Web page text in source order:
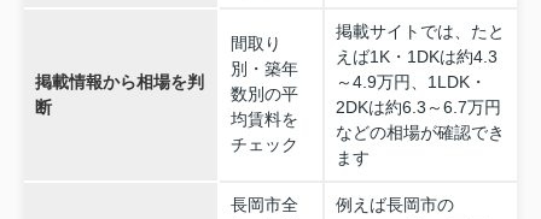
掲載情報から相場を判
断
間取り
別・築年
数別の平
均賃料を
チェック
掲載サイトでは、たと
えば1K・1DKは約4.3
～4.9万円、1LDK・
2DKは約6.3～6.7万円
などの相場が確認でき
ます
長岡市全
例えば長岡市の